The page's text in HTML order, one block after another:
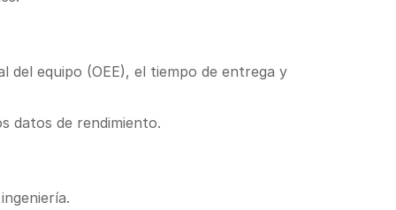
del equipo (OEE), el tiempo de entrega y
datos de rendimiento.